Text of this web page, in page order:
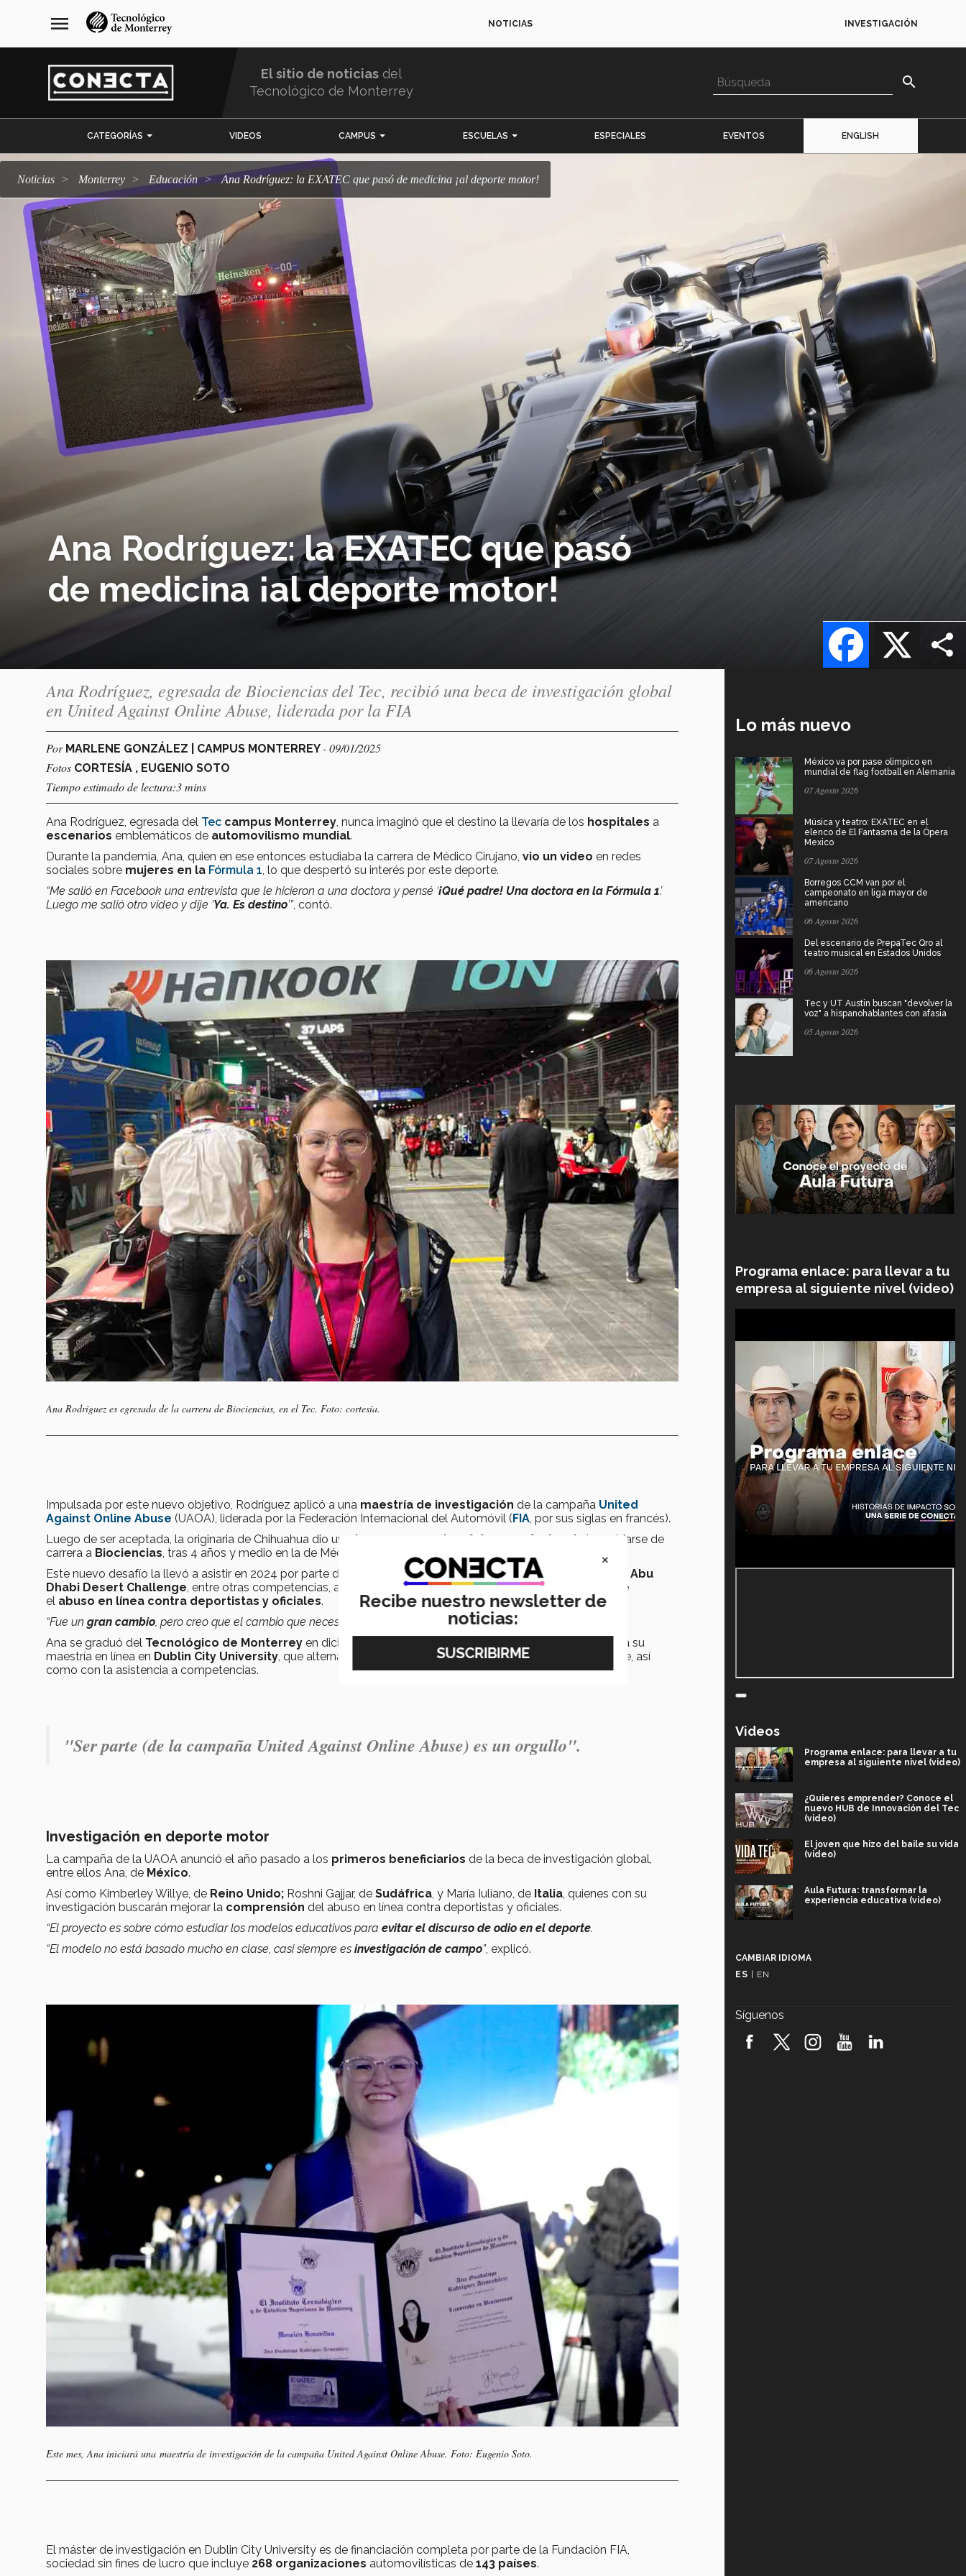
navegación
principal
menu NOTICIAS INVESTIGACIÓN
El sitio de noticias del
Tecnológico de Monterrey
search
CATEGORÍAS VIDEOS CAMPUS ESCUELAS ESPECIALES EVENTOS ENGLISH
Noticias Monterrey Educación Ana Rodríguez: la EXATEC que pasó de medicina ¡al deporte motor!
Ana Rodríguez: la EXATEC que pasó
de medicina ¡al deporte motor!
X
Facebook
Ana Rodríguez, egresada de Biociencias del Tec, recibió una beca de investigación global
en United Against Online Abuse, liderada por la FIA
Por MARLENE GONZÁLEZ | CAMPUS MONTERREY- 09/01/2025
Fotos CORTESÍA , EUGENIO SOTO
Tiempo estimado de lectura:3 mins
Ana Rodríguez, egresada del Tec campus Monterrey , nunca imaginó que el destino la llevaría de los hospitales a
escenarios emblemáticos de automovilismo mundial.
Durante la pandemia, Ana, quien en ese entonces estudiaba la carrera de Médico Cirujano, vio un video en redes
sociales sobre mujeres en la Fórmula 1 , lo que despertó su interés por este deporte.
“Me salió en Facebook una entrevista que le hicieron a una doctora y pensé ‘¡Qué padre! Una doctora en la Fórmula 1’.
Luego me salió otro video y dije ‘Ya. Es destino’”, contó.
Ana Rodríguez es egresada de la carrera de Biociencias, en el Tec. Foto: cortesía.
Impulsada por este nuevo objetivo, Rodríguez aplicó a una maestría de investigación de la campaña United
Against Online Abuse (UAOA), liderada por la Federación Internacional del Automóvil ( FIA, por sus siglas en francés).
Luego de ser aceptada, la originaria de Chihuahua dio un
giro a su presente y futuro profesional al cambiarse de
carrera a Biociencias, tras 4 años y medio en la de Médico Cirujano.
Este nuevo desafío la llevó a asistir en 2024 por parte de la FIA a eventos como el Gran Premio de Mónaco
Abu
Dhabi Desert Challenge, entre otras competencias, a fin de comenzar con su trabajo de investigación sobre
el abuso en línea contra deportistas y oficiales.
“Fue un gran cambio, pero creo que el cambio que necesitaba para crecer”
, destacó.
Ana se graduó del Tecnológico de Monterrey en diciembre del 2024. Será a finales de enero cuando iniciará su
maestría en línea en Dublin City University, que alternará con algunos cursos y clases presenciales en la sede, así
como con la asistencia a competencias.
"Ser parte (de la campaña United Against Online Abuse) es un orgullo".
Investigación en deporte motor
La campaña de la UAOA anunció el año pasado a los primeros beneficiarios de la beca de investigación global,
entre ellos Ana, de México.
Así como Kimberley Willye, de Reino Unido; Roshni Gajjar, de Sudáfrica, y María Iuliano, de Italia, quienes con su
investigación buscarán mejorar la comprensión del abuso en línea contra deportistas y oficiales.
“El proyecto es sobre cómo estudiar los modelos educativos para evitar el discurso de odio en el deporte.
“El modelo no está basado mucho en clase, casi siempre es investigación de campo”, explicó.
Este mes, Ana iniciará una maestría de investigación de la campaña United Against Online Abuse. Foto: Eugenio Soto.
El máster de investigación en Dublin City University es de financiación completa por parte de la Fundación FIA,
sociedad sin fines de lucro que incluye 268 organizaciones automovilísticas de 143 países.
Lo más nuevo
México va por pase olímpico en
mundial de flag football en Alemania
07 Agosto 2026
Música y teatro: EXATEC en el
elenco de El Fantasma de la Ópera
Mexico
07 Agosto 2026
Borregos CCM van por el
campeonato en liga mayor de
americano
06 Agosto 2026
Del escenario de PrepaTec Qro al
teatro musical en Estados Unidos
06 Agosto 2026
Tec y UT Austin buscan "devolver la
voz" a hispanohablantes con afasia
05 Agosto 2026
Programa enlace: para llevar a tu
empresa al siguiente nivel (video)
Videos
Programa enlace: para llevar a tu
empresa al siguiente nivel (video)
¿Quieres emprender? Conoce el
nuevo HUB de Innovación del Tec
(video)
El joven que hizo del baile su vida
(video)
Aula Futura: transformar la
experiencia educativa (video)
robótica FIRST 2026! (video)
CAMBIAR IDIOMA
ES | EN
Síguenos
×
Recibe nuestro newsletter de
noticias: